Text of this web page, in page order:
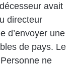
avait
directeur
d’envoyer une
de pays. Le
ne